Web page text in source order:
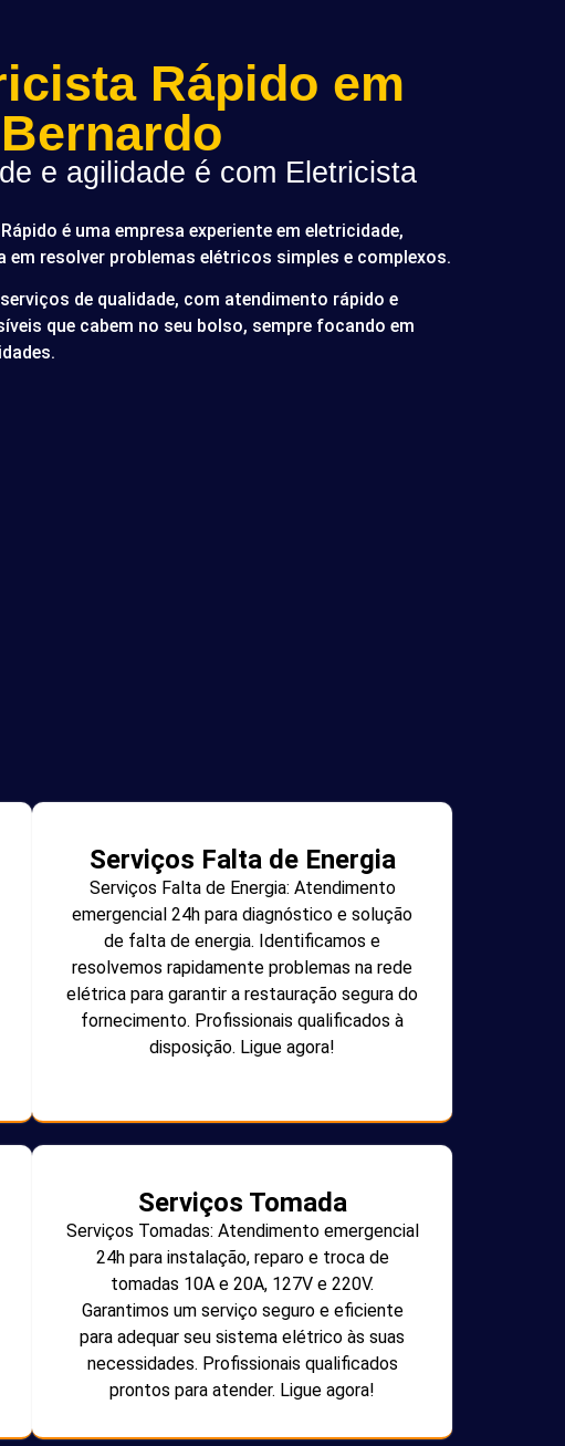
Rápido em
e agilidade é com Eletricista
é uma empresa experiente em eletricidade,
em resolver problemas elétricos simples e complexos.
de qualidade, com atendimento rápido e
que cabem no seu bolso, sempre focando em
Serviços Falta de Energia
Serviços Falta de Energia: Atendimento
emergencial 24h para diagnóstico e solução
de falta de energia. Identificamos e
resolvemos rapidamente problemas na rede
elétrica para garantir a restauração segura do
fornecimento. Profissionais qualificados à
disposição. Ligue agora!
Serviços Tomada
Serviços Tomadas: Atendimento emergencial
24h para instalação, reparo e troca de
tomadas 10A e 20A, 127V e 220V.
Garantimos um serviço seguro e eficiente
para adequar seu sistema elétrico às suas
necessidades. Profissionais qualificados
prontos para atender. Ligue agora!